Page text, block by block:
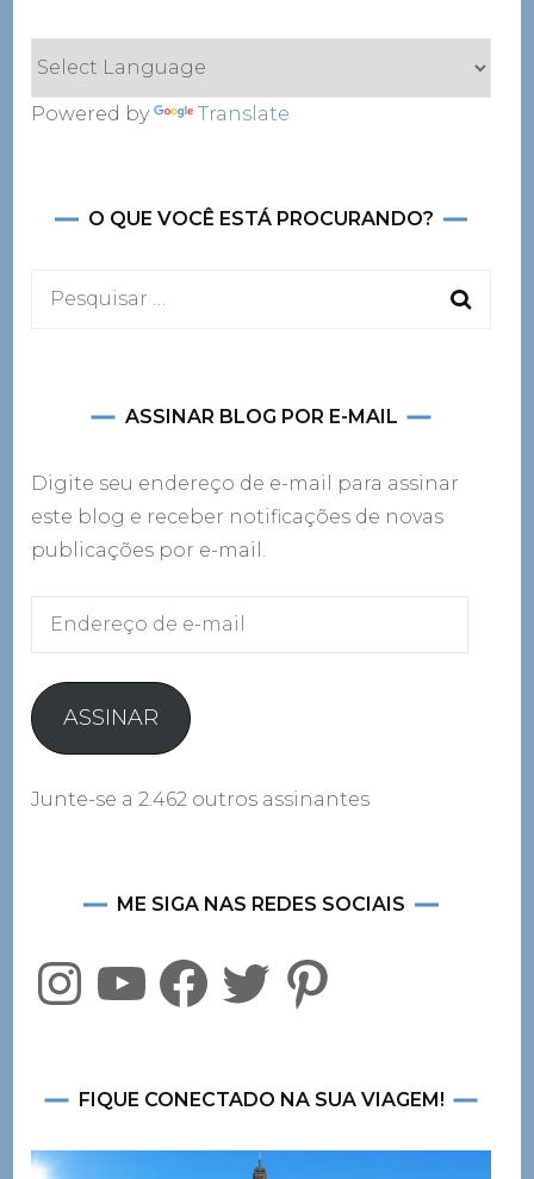
Powered by Translate
O QUE VOCÊ ESTÁ PROCURANDO?
Pesquisar
ASSINAR BLOG POR E-MAIL
Digite seu endereço de e-mail para assinar
este blog e receber notificações de novas
publicações por e-mail.
Endereço
mailASSINAR
Junte-se a 2.462 outros assinantes
ME SIGA NAS REDES SOCIAIS
InstagramYouTubeFacebookTwitter Pinterest
FIQUE CONECTADO NA SUA VIAGEM!